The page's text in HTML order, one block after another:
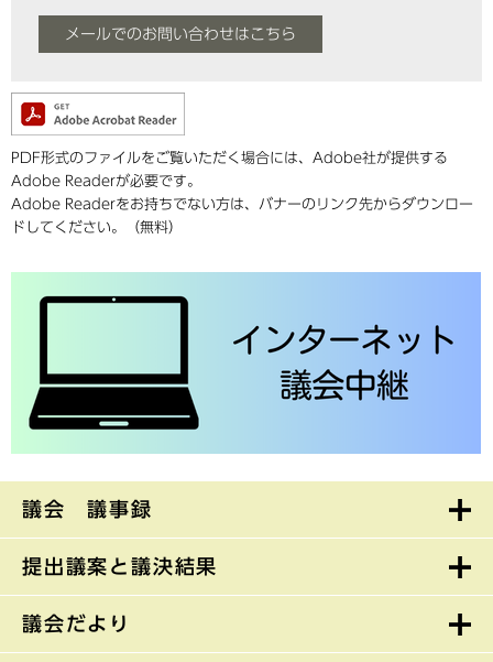
議会 議事録
提出議案と議決結果
議会だより
メールでのお問い合わせはこちら
PDF形式のファイルをご覧いただく場合には、Adobe社が提供する
Adobe Readerが必要です。
Adobe Readerをお持ちでない方は、バナーのリンク先からダウンロー
ドしてください。（無料）